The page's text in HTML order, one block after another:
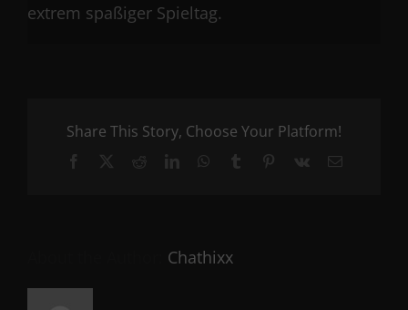
extrem spaßiger Spieltag.
Share This Story, Choose Your Platform!
Facebook RedditLinkedInWhatsApp
Tumblr Pinterest
Vk Email
Chathixx